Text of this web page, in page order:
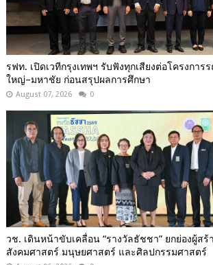
รฟท. เปิดเวทีกรุงเทพฯ รับฟังทุกเสียงต่อโครงการ
ใหญ่–มหาชัย ก่อนสรุปผลการศึกษา
August 07, 2026 0
วช. เดินหน้าขับเคลื่อน “รางวัลธัชชา” ยกย่องผู้ส
สังคมศาสตร์ มนุษยศาสตร์ และศิลปกรรมศาสตร์